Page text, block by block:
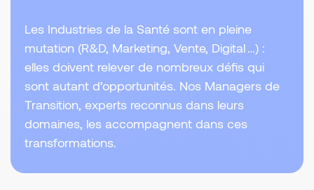
Les Industries de la Santé sont en pleine
mutation (R&D, Marketing, Vente, Digital …) :
elles doivent relever de nombreux défis qui
sont autant d’opportunités. Nos Managers de
Transition, experts reconnus dans leurs
domaines, les accompagnent dans ces
transformations.